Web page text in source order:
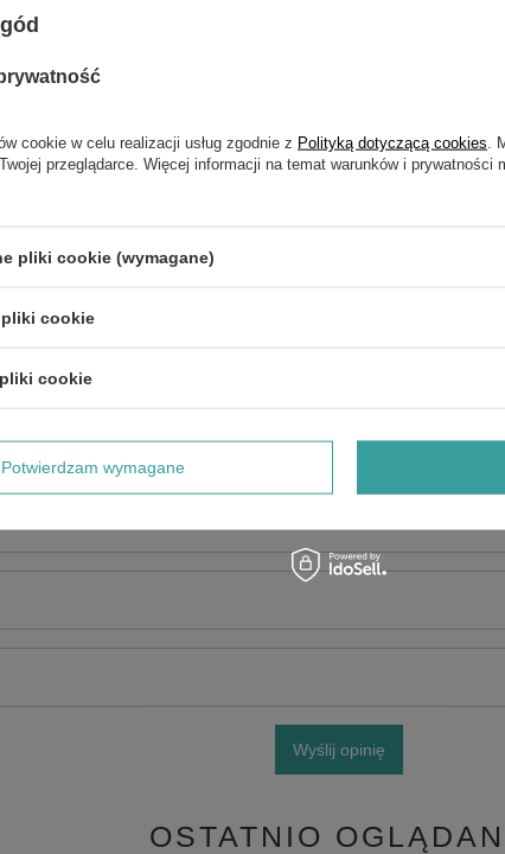
Wyślij opinię
OSTATNIO
cookie w celu realizacji usług zgodnie z Polityką dotyczącą cookies .
przeglądarce. Więcej informacji na temat warunków i prywatności
pliki cookie (wymagane)
cookie
cookie
Potwierdzam wymagane